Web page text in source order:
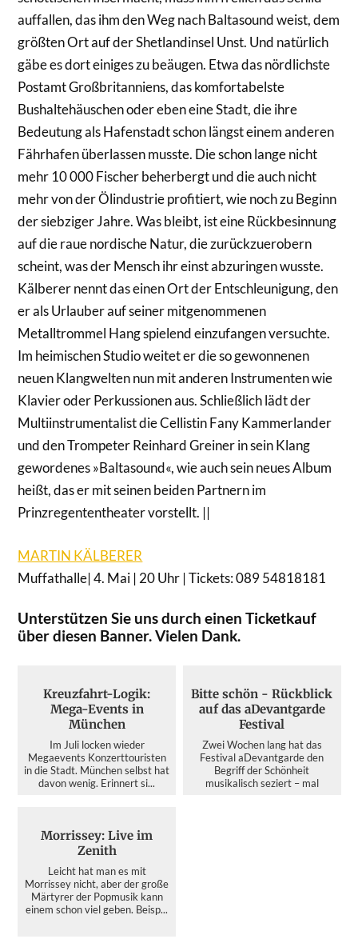
auffallen, das ihm den Weg nach Baltasound weist, dem
größten Ort auf der Shetlandinsel Unst. Und natürlich
gäbe es dort einiges zu beäugen. Etwa das nördlichste
Postamt Großbritanniens, das komfortabelste
Bushaltehäuschen oder eben eine Stadt, die ihre
Bedeutung als Hafenstadt schon längst einem anderen
Fährhafen überlassen musste. Die schon lange nicht
mehr 10 000 Fischer beherbergt und die auch nicht
mehr von der Ölindustrie profitiert, wie noch zu Beginn
der siebziger Jahre. Was bleibt, ist eine Rückbesinnung
auf die raue nordische Natur, die zurückzuerobern
scheint, was der Mensch ihr einst abzuringen wusste.
Kälberer nennt das einen Ort der Entschleunigung, den
er als Urlauber auf seiner mitgenommenen
Metalltrommel Hang spielend einzufangen versuchte.
Im heimischen Studio weitet er die so gewonnenen
neuen Klangwelten nun mit anderen Instrumenten wie
Klavier oder Perkussionen aus. Schließlich lädt der
Multiinstrumentalist die Cellistin Fany Kammerlander
und den Trompeter Reinhard Greiner in sein Klang
gewordenes »Baltasound«, wie auch sein neues Album
heißt, das er mit seinen beiden Partnern im
Prinzregententheater vorstellt. ||
MARTIN KÄLBERER
Muffathalle| 4. Mai | 20 Uhr | Tickets: 089 54818181
Unterstützen Sie uns durch einen Ticketkauf
über diesen Banner. Vielen Dank.
Kreuzfahrt-Logik:
Mega-Events in
München
Im Juli locken wieder
Megaevents Konzerttouristen
in die Stadt. München selbst hat
davon wenig. Erinnert si...
Bitte schön - Rückblick
auf das aDevantgarde
Festival
Zwei Wochen lang hat das
Festival aDevantgarde den
Begriff der Schönheit
musikalisch seziert – mal
Morrissey: Live im
Zenith
Leicht hat man es mit
Morrissey nicht, aber der große
Märtyrer der Popmusik kann
einem schon viel geben. Beisp...